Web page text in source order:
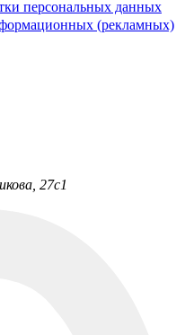
персональных данных
(рекламных)
27c1